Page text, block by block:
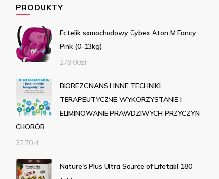
PRODUKTY
Fotelik samochodowy Cybex Aton M Fancy
Pink (0-13kg)
279,00zł
BIOREZONANS I INNE TECHNIKI
TERAPEUTYCZNE WYKORZYSTANIE I
ELIMINOWANIE PRAWDZIWYCH PRZYCZYN
CHORÓB
37,70zł
Nature's Plus Ultra Source of Lifetabl 180